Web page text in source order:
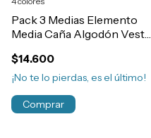
Pack 3 Medias Elemento
Media Caña Algodón Vestir
$14.600
¡No te lo pierdas, es el último!
Comprar